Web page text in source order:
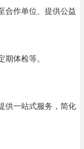
合作单位、提供公益
期体检等。
供一站式服务，简化